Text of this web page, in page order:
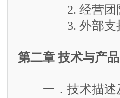
2. 经营团
3. 外部支
第二章 技术与产品
一．技术描述